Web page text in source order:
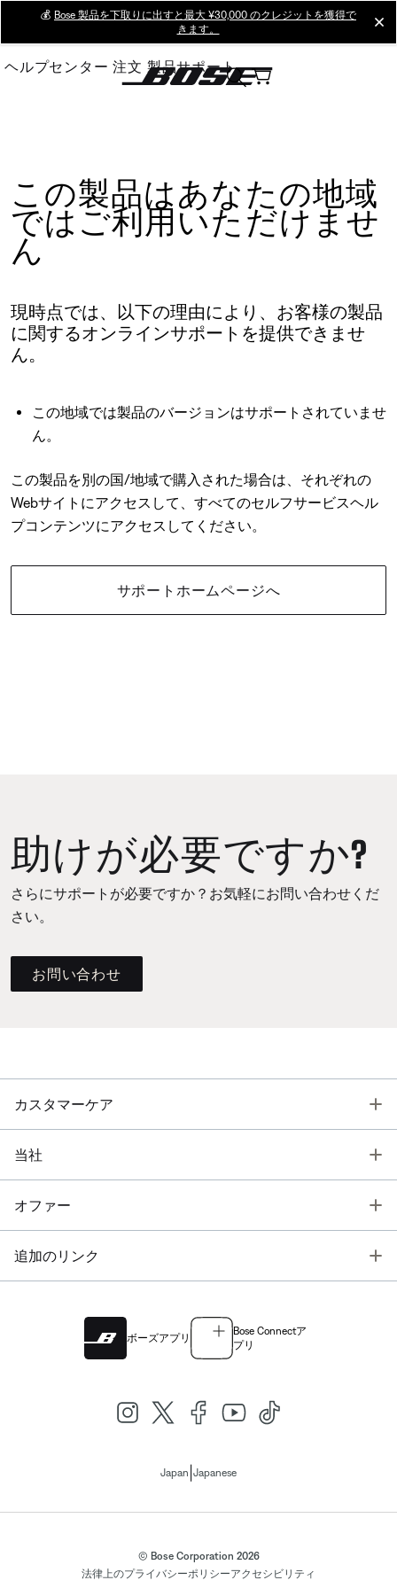
Main
💰 Bose 製品を下取りに出すと最大 ¥30,000 のクレジットを獲得で
きます。
ヘルプセンター 注文 製品サポート
この製品はあなたの地域
ではご利用いただけませ
ん
現時点では、以下の理由により、お客様の製品
に関するオンラインサポートを提供できませ
ん。
この地域では製品のバージョンはサポートされていませ
ん。
この製品を別の国/地域で購入された場合は、それぞれの
Webサイトにアクセスして、すべてのセルフサービスヘル
プコンテンツにアクセスしてください。
サポートホームページへ
助けが必要ですか?
さらにサポートが必要ですか？お気軽にお問い合わせくだ
さい。
お問い合わせ
カスタマーケア
当社
オファー
追加のリンク
ボーズアプリ
Bose Connectア
プリ
Japan Japanese
© Bose Corporation 2026
法律上のプライバシーポリシーアクセシビリティ